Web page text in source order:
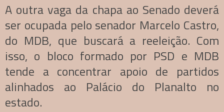
A outra vaga da chapa ao Senado deverá
ser ocupada pelo senador Marcelo Castro,
do MDB, que buscará a reeleição. Com
isso, o bloco formado por PSD e MDB
tende a concentrar apoio de partidos
alinhados ao Palácio do Planalto no
estado.